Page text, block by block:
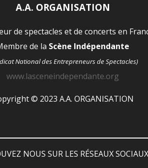
A.A. ORGANISATION
de spectacles et de concerts en
de la Scène Indépendante
National des Entrepreneurs de Spectacles)
www.lasceneindependante.org
© 2023 A.A. ORGANISATION
NOUS SUR LES RÉSEAUX